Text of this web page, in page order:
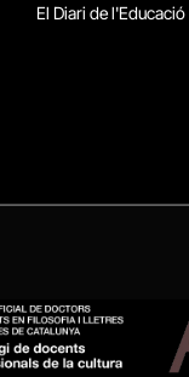
El Diari de l'Educació